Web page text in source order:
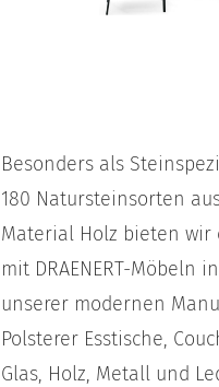
Besonders als
180 Natursteinsorten
Material Holz bieten wir
mit DRAENERT-Möbeln
unserer modernen
Polsterer Esstische,
Glas, Holz, Metall und